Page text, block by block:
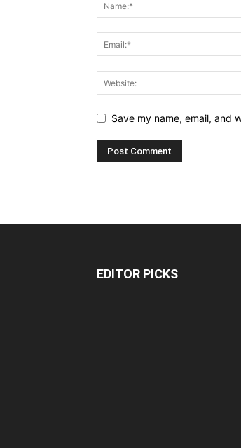
Save my name, email, and
EDITOR PICKS